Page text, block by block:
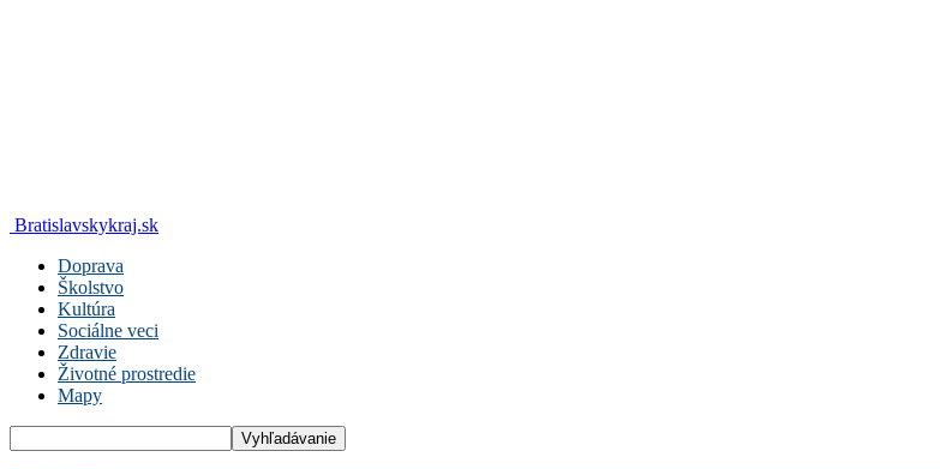
Bratislavskykraj.sk
Doprava
Školstvo
Kultúra
Sociálne veci
Zdravie
Životné prostredie
Mapy